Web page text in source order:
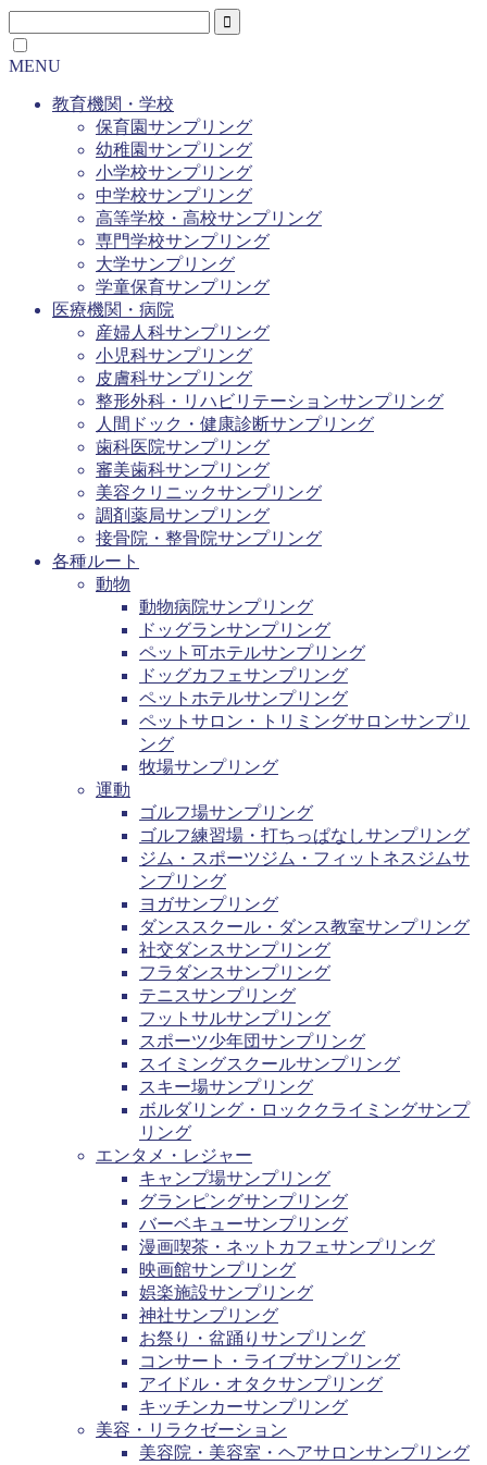
MENU
教育機関・学校
保育園サンプリング
幼稚園サンプリング
小学校サンプリング
中学校サンプリング
高等学校・高校サンプリング
専門学校サンプリング
大学サンプリング
学童保育サンプリング
医療機関・病院
産婦人科サンプリング
小児科サンプリング
皮膚科サンプリング
整形外科・リハビリテーションサンプリング
人間ドック・健康診断サンプリング
歯科医院サンプリング
審美歯科サンプリング
美容クリニックサンプリング
調剤薬局サンプリング
接骨院・整骨院サンプリング
各種ルート
動物
動物病院サンプリング
ドッグランサンプリング
ペット可ホテルサンプリング
ドッグカフェサンプリング
ペットホテルサンプリング
ペットサロン・トリミングサロンサンプリ
ング
牧場サンプリング
運動
ゴルフ場サンプリング
ゴルフ練習場・打ちっぱなしサンプリング
ジム・スポーツジム・フィットネスジムサ
ンプリング
ヨガサンプリング
ダンススクール・ダンス教室サンプリング
社交ダンスサンプリング
フラダンスサンプリング
テニスサンプリング
フットサルサンプリング
スポーツ少年団サンプリング
スイミングスクールサンプリング
スキー場サンプリング
ボルダリング・ロッククライミングサンプ
リング
エンタメ・レジャー
キャンプ場サンプリング
グランピングサンプリング
バーベキューサンプリング
漫画喫茶・ネットカフェサンプリング
映画館サンプリング
娯楽施設サンプリング
神社サンプリング
お祭り・盆踊りサンプリング
コンサート・ライブサンプリング
アイドル・オタクサンプリング
キッチンカーサンプリング
美容・リラクゼーション
美容院・美容室・ヘアサロンサンプリング